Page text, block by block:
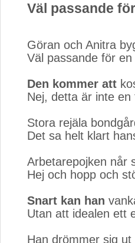
Väl passande
Göran och Anitra
Väl passande för
Den kommer att
Nej, detta är inte en
Stora rejäla
Det sa helt klart
Arbetarepojken når
Hej och hopp och
Snart kan han
Utan att idealen ett
Han drömmer sig